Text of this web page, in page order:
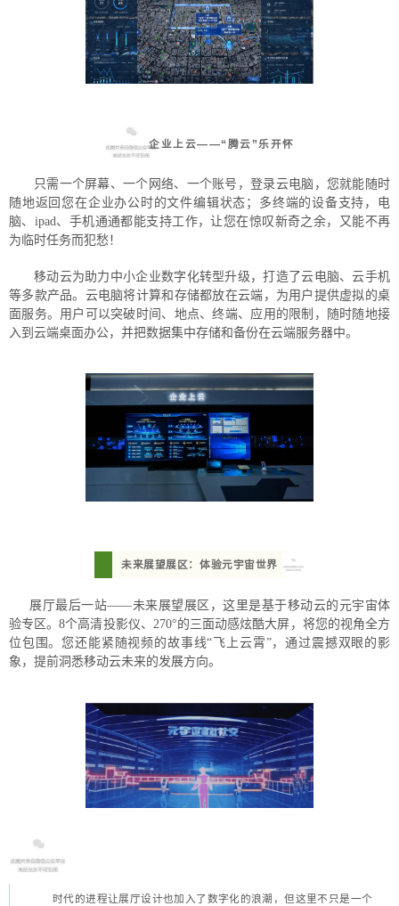
企业上云——“腾云”乐开怀
只需一个屏幕、一个网络、一个账号，登录云电脑，您就能随时
随地返回您在企业办公时的文件编辑状态；多终端的设备支持，电
脑、ipad、手机通通都能支持工作，让您在惊叹新奇之余，又能不再
为临时任务而犯愁！
移动云为助力中小企业数字化转型升级，打造了云电脑、云手机
等多款产品。云电脑将计算和存储都放在云端，为用户提供虚拟的桌
面服务。用户可以突破时间、地点、终端、应用的限制，随时随地接
入到云端桌面办公，并把数据集中存储和备份在云端服务器中。
未来展望展区：体验元宇宙世界
展厅最后一站——未来展望展区，这里是基于移动云的元宇宙体
验专区。8个高清投影仪、270°的三面动感炫酷大屏，将您的视角全方
位包围。您还能紧随视频的故事线“飞上云霄”，通过震撼双眼的影
象，提前洞悉移动云未来的发展方向。
时代的进程让展厅设计也加入了数字化的浪潮，但这里不只是一个